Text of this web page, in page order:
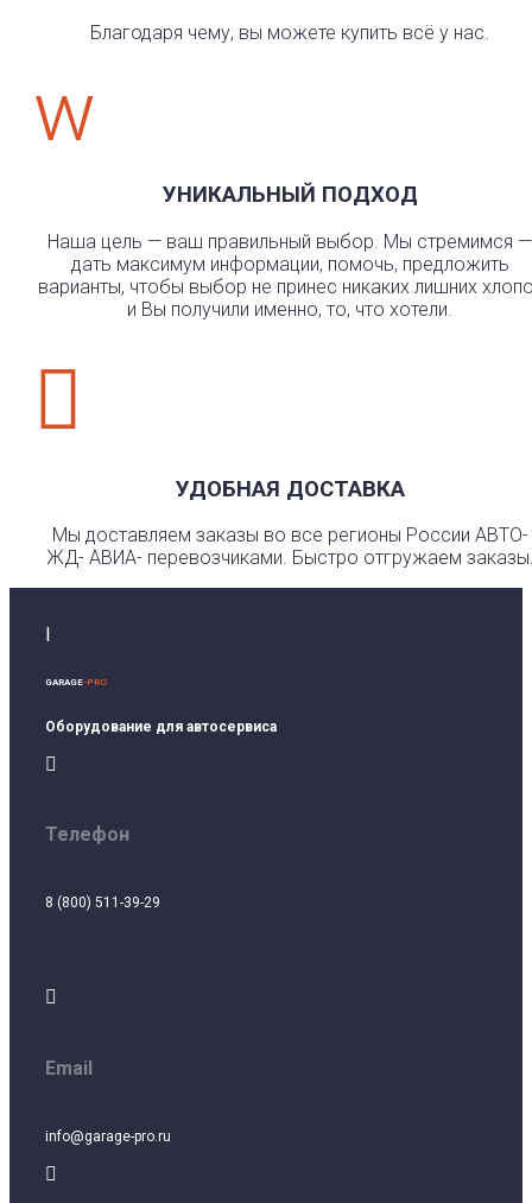
Благодаря чему, вы можете купить всё у нас.
w
УНИКАЛЬНЫЙ ПОДХОД
Наша цель — ваш правильный выбор. Мы стремимся —
дать максимум информации, помочь, предложить
варианты, чтобы выбор не принес никаких лишних
и Вы получили именно, то, что хотели.

УДОБНАЯ ДОСТАВКА
Мы доставляем заказы во все регионы России АВТО-
ЖД- АВИА- перевозчиками. Быстро отгружаем
GARAGE-PRO
Оборудование для автосервиса

Телефон
8 (800) 511-39-29

Email
info@garage-pro.ru
